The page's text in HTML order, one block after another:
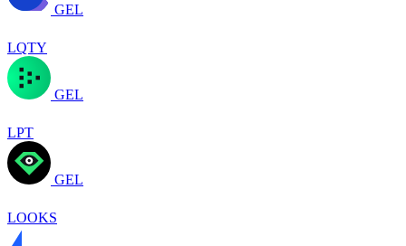
GEL
LQTY
GEL
LPT
GEL
LOOKS